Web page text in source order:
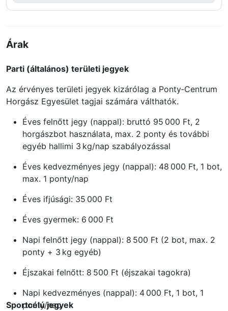
Árak
Parti (általános) területi jegyek
Az érvényes területi jegyek kizárólag a Ponty‑Centrum
Horgász Egyesület tagjai számára válthatók.
Éves felnőtt jegy (nappal): bruttó 95 000 Ft, 2
horgászbot használata, max. 2 ponty és további
egyéb hallimi 3 kg/nap szabályozással
Éves kedvezményes jegy (nappal): 48 000 Ft, 1 bot,
max. 1 ponty/nap
Éves ifjúsági: 35 000 Ft
Éves gyermek: 6 000 Ft
Napi felnőtt jegy (nappal): 8 500 Ft (2 bot, max. 2
ponty + 3 kg egyéb)
Éjszakai felnőtt: 8 500 Ft (éjszakai tagokra)
Napi kedvezményes (nappal): 4 000 Ft, 1 bot, 1
ponty/nap
Sportcélú jegyek